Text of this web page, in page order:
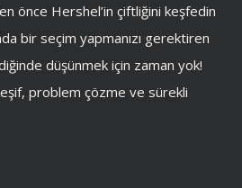
önce Hershel’in çiftliğini keşfedin
bir seçim yapmanızı gerektiren
düşünmek için zaman yok!
problem çözme ve sürekli